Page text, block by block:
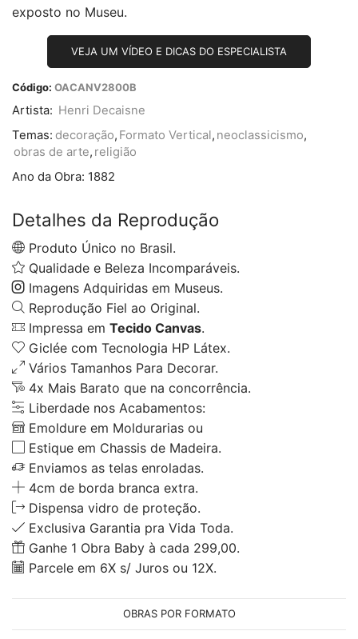
exposto no Museu.
VEJA UM VÍDEO E DICAS DO ESPECIALISTA
Código: OACANV2800B
Artista: Henri Decaisne
Temas: decoração, Formato Vertical , neoclassicismo,
obras de arte, religião
Ano da Obra: 1882
Detalhes da Reprodução
Produto Único no Brasil.
Qualidade e Beleza Incomparáveis.
Imagens Adquiridas em Museus.
Reprodução Fiel ao Original.
Impressa em Tecido Canvas.
Giclée com Tecnologia HP Látex.
Vários Tamanhos Para Decorar.
4x Mais Barato que na concorrência.
Liberdade nos Acabamentos:
Emoldure em Moldurarias ou
Estique em Chassis de Madeira.
Enviamos as telas enroladas.
4cm de borda branca extra.
Dispensa vidro de proteção.
Exclusiva Garantia pra Vida Toda.
Ganhe 1 Obra Baby à cada 299,00.
Parcele em 6X s/ Juros ou 12X.
OBRAS POR FORMATO